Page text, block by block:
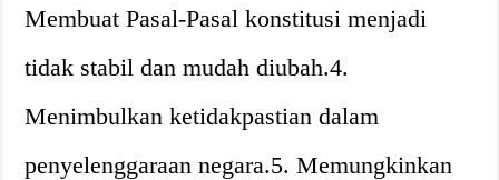
Membuat Pasal-Pasal konstitusi menjadi
tidak stabil dan mudah diubah.4.
Menimbulkan ketidakpastian dalam
penyelenggaraan negara.5. Memungkinkan